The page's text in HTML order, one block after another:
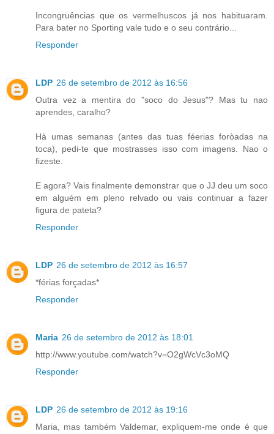
Incongruências que os vermelhuscos já nos habituaram.
Para bater no Sporting vale tudo e o seu contrário...
Responder
LDP 26 de setembro de 2012 às 16:56
Outra vez a mentira do "soco do Jesus"? Mas tu nao
aprendes, caralho?
Hà umas semanas (antes das tuas féerias foròadas na
toca), pedi-te que mostrasses isso com imagens. Nao o
fizeste.
E agora? Vais finalmente demonstrar que o JJ deu um soco
em alguém em pleno relvado ou vais continuar a fazer
figura de pateta?
Responder
LDP 26 de setembro de 2012 às 16:57
*férias forçadas*
Responder
Maria 26 de setembro de 2012 às 18:01
http://www.youtube.com/watch?v=O2gWcVc3oMQ
Responder
LDP 26 de setembro de 2012 às 19:16
Maria, mas também Valdemar, expliquem-me onde é que